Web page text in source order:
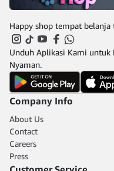
Happy shop tempat
Unduh Aplikasi Kami untuk
Nyaman.
Company Info
About Us
Contact
Careers
Press